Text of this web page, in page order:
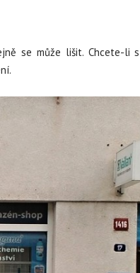
se může lišit. Chcete-li